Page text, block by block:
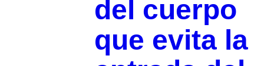
del cuerpo
que evita la